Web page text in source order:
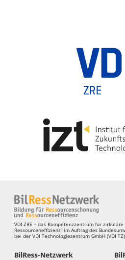
VDI ZRE – das Kompetenzzentrum für
Ressourceneffizienz“ im Auftrag des
bei der VDI Technologiezentrum GmbH (VDI
BilRess-Netzwerk